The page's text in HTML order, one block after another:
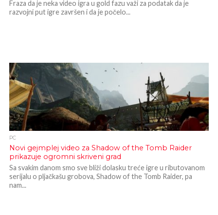
Fraza da je neka video igra u gold fazu važi za podatak da je
razvojni put igre završen i da je počelo...
PC
Novi gejmplej video za Shadow of the Tomb Raider
prikazuje ogromni skriveni grad
Sa svakim danom smo sve bliži dolasku treće igre u ributovanom
serijalu o pljačkašu grobova, Shadow of the Tomb Raider, pa
nam...